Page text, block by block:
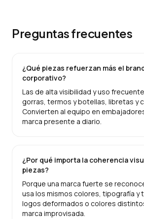
Preguntas frecuentes
¿Qué piezas refuerzan más el
corporativo?
Las de alta visibilidad y uso
gorras, termos y botellas, libretas y
Convierten al equipo en
marca presente a diario.
¿Por qué importa la coherencia
piezas?
Porque una marca fuerte se
usa los mismos colores, tipografía y
logos deformados o colores
marca improvisada.